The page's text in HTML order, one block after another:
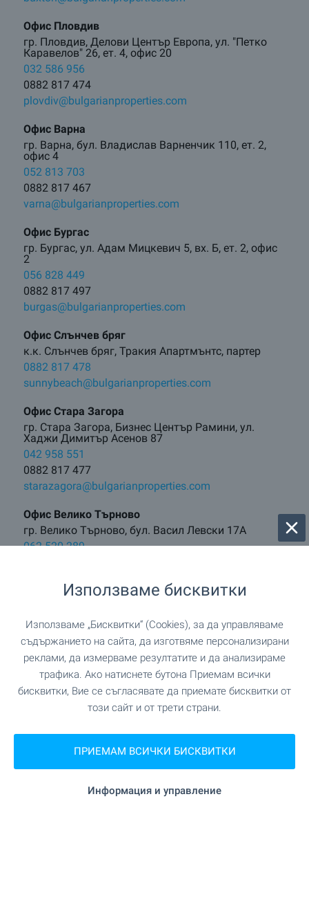
Офис Пловдив
гр. Пловдив, Делови Център Европа, ул. "Петко
Каравелов" 26, ет. 4, офис 20
032 586 956
0882 817 474
plovdiv@bulgarianproperties.com
Офис Варна
гр. Варна, бул. Владислав Варненчик 110, ет. 2,
офис 4
052 813 703
0882 817 467
varna@bulgarianproperties.com
Офис Бургас
гр. Бургас, ул. Адам Мицкевич 5, вх. Б, ет. 2, офис
2
056 828 449
0882 817 497
burgas@bulgarianproperties.com
Офис Слънчев бряг
к.к. Слънчев бряг, Тракия Апартмънтс, партер
0882 817 478
sunnybeach@bulgarianproperties.com
Офис Стара Загора
гр. Стара Загора, Бизнес Център Рамини, ул.
Хаджи Димитър Асенов 87
042 958 551
0882 817 477
starazagora@bulgarianproperties.com
Офис Велико Търново
гр. Велико Търново, бул. Васил Левски 17А
062 520 289
гр. Самоков, бул. Искър 121
0882 817 460
borovets@bulgarianproperties.com
Офис Банско
гр. Банско, ул. Никола Вапцаров 7, партер
0882 817 461
Офис Дупница
0882 817 449
Използваме бисквитки
Използваме „Бисквитки“ (Cookies), за да управляваме
съдържанието на сайта, да изготвяме персонализирани
реклами, да измерваме резултатите и да анализираме
трафика. Ако натиснете бутона Приемам всички
бисквитки, Вие се съгласявате да приемате бисквитки от
този сайт и от трети страни.
ПРИЕМАМ ВСИЧКИ БИСКВИТКИ
Информация и управление